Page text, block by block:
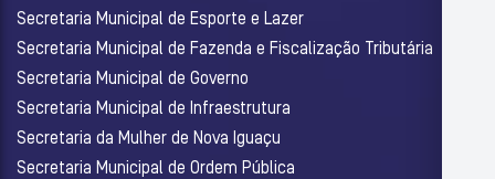
Secretaria Municipal de Esporte e Lazer
Secretaria Municipal de Fazenda e Fiscalização Tributária
Secretaria Municipal de Governo
Secretaria Municipal de Infraestrutura
Secretaria da Mulher de Nova Iguaçu
Secretaria Municipal de Ordem Pública